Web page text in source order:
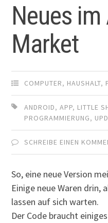
Neues im
Market
COMPUTER, HAUSHALT,
ANDROID,APP, LITTLE
PROGRAMMIERUNG,
SCHREIBE EINEN
So, eine neue Version
Einige neue Waren drin,
lassen auf sich warten.
Der Code braucht